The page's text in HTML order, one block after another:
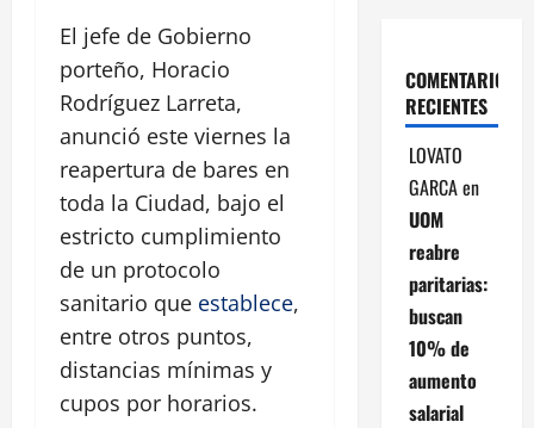
El jefe de Gobierno
porteño, Horacio
Rodríguez Larreta,
anunció este viernes la
reapertura de bares en
toda la Ciudad, bajo el
estricto cumplimiento
de un protocolo
sanitario que establece,
entre otros puntos,
distancias mínimas y
cupos por horarios.
COMENTARIOS
RECIENTES
LOVATO
GARCAen
UOM
reabre
paritarias:
buscan
10% de
aumento
salarial